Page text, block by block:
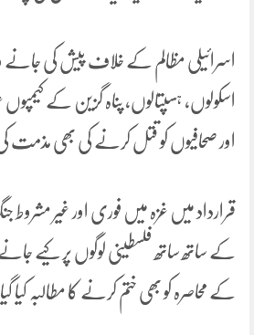
اسرائیلی مظالم کے خلاف پیش کی جانے
اسکولوں، ہسپتالوں، پناہ گزین کے
اور صحافیوں کو قتل کرنے کی بھی مذمت
قرارداد میں غزہ میں فوری اور غیر
کے ساتھ ساتھ فلسطینی لوگوں پر کیے
کے محاصرہ کو بھی ختم کرنے کا مطالبہ کیا